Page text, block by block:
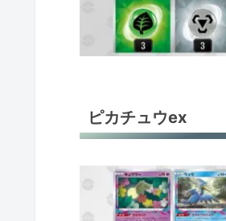
レントラーex
ゲッコウガex
ロストバレット
カミツオロチex
ソウブレイズex
ピカチュウex